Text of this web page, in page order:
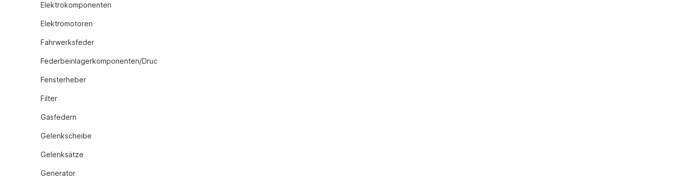
Elektrokomponenten
Elektromotoren
Fahrwerksfeder
Federbeinlagerkomponenten/Druc
Fensterheber
Filter
Gasfedern
Gelenkscheibe
Gelenksätze
Generator